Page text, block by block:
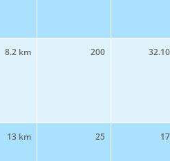
8.2 km 200
13 km 25